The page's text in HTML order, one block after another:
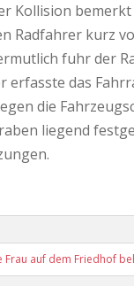
Kollision bemerkt
Radfahrer kurz
fuhr der
das
die
liegend
Frau auf dem Friedhof